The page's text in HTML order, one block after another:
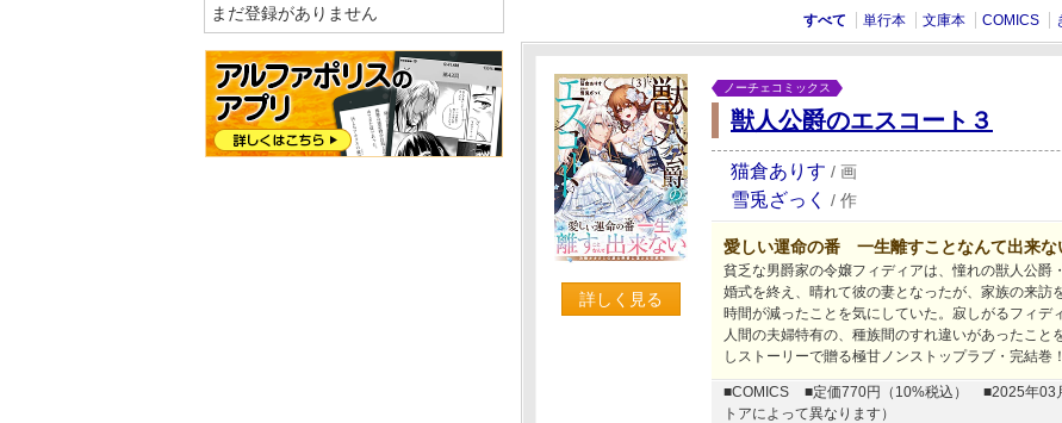
すべて 単行本 文庫本 COMICS
詳しく見る
ノーチェコミックス
獣人公爵のエスコート３
猫倉ありす / 画
雪兎ざっく / 作
愛しい運命の番 一生離すことなんて出来な
貧乏な男爵家の令嬢フィディアは、憧れの獣人公爵
婚式を終え、晴れて彼の妻となったが、家族の来訪
時間が減ったことを気にしていた。寂しがるフィデ
人間の夫婦特有の、種族間のすれ違いがあったこ
しストーリーで贈る極甘ノンストップラブ・完結巻！
■COMICS ■定価770円（10%税込）
■2025年03
トアによって異なります）
まだ登録がありません